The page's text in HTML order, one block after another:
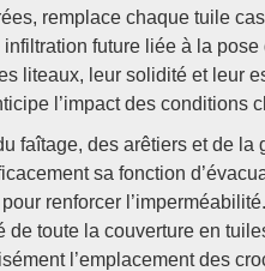
remplace chaque tuile
infiltration future liée à la
liteaux, leur solidité et leur
l’impact des conditions
faîtage, des arêtiers et de la
sa fonction
renforcer
de toute la couverture en
l’emplacement des